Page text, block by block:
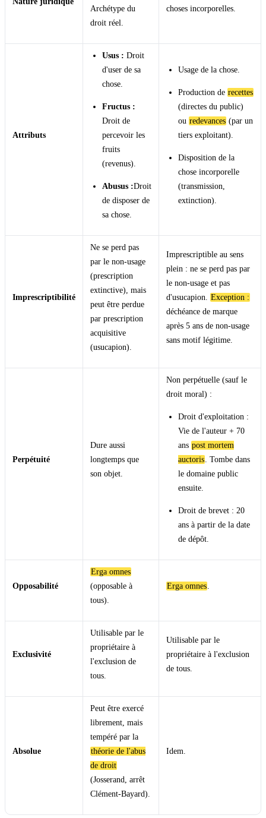
Archétype du
droit réel.
choses incorporelles.
Attributs
Usus : Droit
d'user de sa
chose.
Fructus :
Droit de
percevoir les
fruits
(revenus).
Abusus :Droit
de disposer de
sa chose.
Usage de la chose.
Production de recettes
(directes du public)
ou redevances (par un
tiers exploitant).
Disposition de la
chose incorporelle
(transmission,
extinction).
Imprescriptibilité
Ne se perd pas
par le non-usage
(prescription
extinctive), mais
peut être perdue
par prescription
acquisitive
(usucapion).
Imprescriptible au sens
plein : ne se perd pas par
le non-usage et pas
d'usucapion. Exception :
déchéance de marque
après 5 ans de non-usage
sans motif légitime.
Perpétuité
Dure aussi
longtemps que
son objet.
Non perpétuelle (sauf le
droit moral) :
Droit d'exploitation :
Vie de l'auteur + 70
ans post mortem
auctoris. Tombe dans
le domaine public
ensuite.
Droit de brevet : 20
ans à partir de la date
de dépôt.
Opposabilité
Erga omnes
(opposable à
tous).
Erga omnes.
Exclusivité
Utilisable par le
propriétaire à
l'exclusion de
tous.
Utilisable par le
propriétaire à l'exclusion
de tous.
Absolue
Peut être exercé
librement, mais
tempéré par la
théorie de l'abus
de droit
(Josserand, arrêt
Clément-Bayard).
Idem.